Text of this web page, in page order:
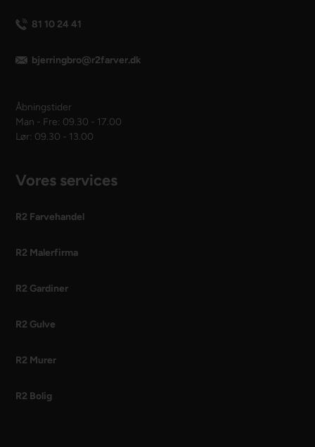
81 10 24 41
bjerringbro@r2farver.dk
Åbningstider
Man - Fre: 09.30 - 17.00
Lør: 09.30 - 13.00
Vores services
R2 Farvehandel
R2 Malerfirma
R2 Gardiner
R2 Gulve
R2 Murer
R2 Bolig